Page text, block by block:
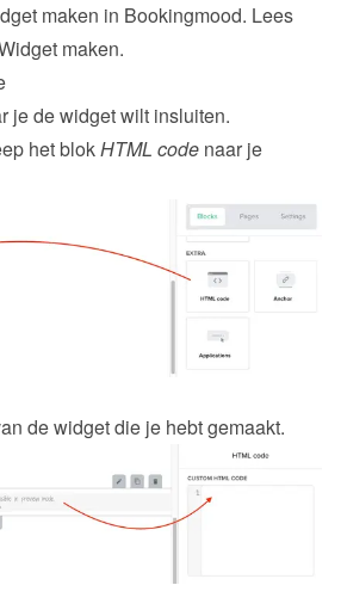
maken in Bookingmood. Lees
maken.
je de widget wilt insluiten.
het blok HTML code naar je
de widget die je hebt gemaakt.